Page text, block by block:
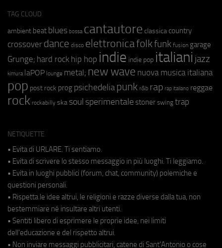
TAG CLOUD
ambient beat blues bossa cantautore classica country
crossover dance disco elettronicafolkfunk fusion garage
Grunge; hard rock hip hop indie indie pop italiani jazz
kimura laPOP lounge metal; new wave nuova musica italiana
pop post rock prog psichedeliapunk r&b rap rap italiano reggae
rock rockabilly ska soul sperimentale stoner swing trap
NETIQUETTE
• Evita di URLARE. Ti sentiamo.
• Evita di scrivere lo stesso messaggio in più luoghi. Ti leggiamo.
• Evita in luoghi pubblici (forum, chat, community) polemiche e
questioni personali.
• Rispetta le idee altrui, le religioni e razze diverse dalla tua, non
bestemmiare né insultare altri utenti.
• Sentiti libero di esprimere le proprie idee, nei limiti
dell'educazione e del rispetto altrui.
• Non inviare messaggi pubblicitari, catene di Sant'Antonio o cose